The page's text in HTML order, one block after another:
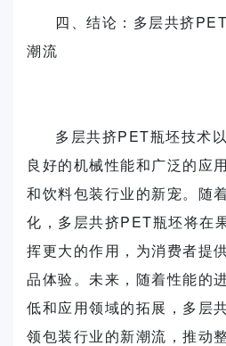
四、结论：多层共挤
潮流
多层共挤PET瓶坯技术
良好的机械性能和广泛的应
和饮料包装行业的新宠。随
化，多层共挤PET瓶坯将在
挥更大的作用，为消费者提
品体验。未来，随着性能的
低和应用领域的拓展，多层
领包装行业的新潮流，推动